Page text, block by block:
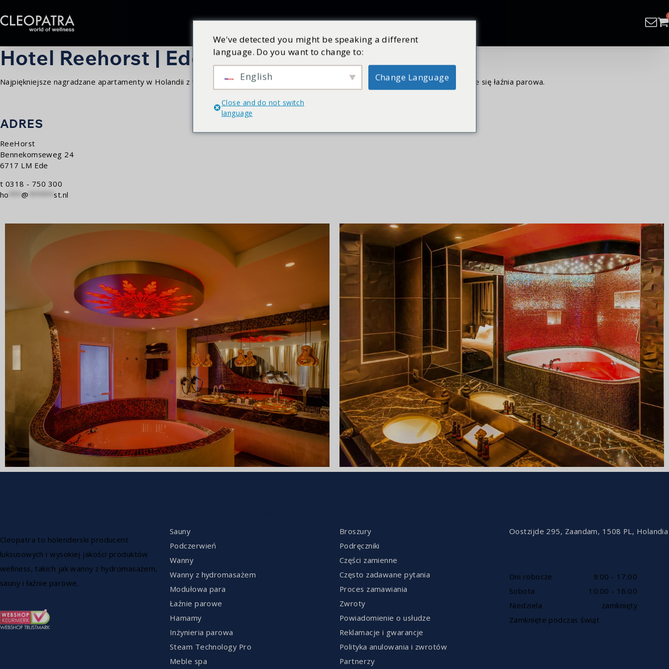
ProduktyInspiracjaKatalogUsługaSklep
Hotel Reehorst | Ede
Najpiękniejsze nagradzane apartamenty w Holandii z wanną z hydromasażem XXL marki Cleopatra! Ponadto w kilku pokojach znajduje się łaźnia parowa.
ADRES
ReeHorst
Bennekomseweg 24
6717 LM Ede
t 0318 - 750 300
ho ***@ ******st.nl
Cleopatra to holenderski producent
luksusowych i wysokiej jakości produktów
wellness, takich jak wanny z hydromasażem,
sauny i łaźnie parowe.
Sauny
Podczerwień
Wanny
Wanny z hydromasażem
Modułowa para
Łaźnie parowe
Hamamy
Inżynieria parowa
Steam Technology Pro
Meble spa
Broszury
Podręczniki
Części zamienne
Często zadawane pytania
Proces zamawiania
Zwroty
Powiadomienie o usłudze
Reklamacje i gwarancje
Polityka anulowania i zwrotów
Partnerzy
Oostzijde 295, Zaandam, 1508 PL, Holandia
Dni robocze
9:00 - 17:00
Sobota
10:00 - 16:00
Niedziela
zamknięty
Zamknięte podczas świąt
We've detected you might be speaking a different
language. Do you want to change to:
English Change Language
Close and do not switch
language